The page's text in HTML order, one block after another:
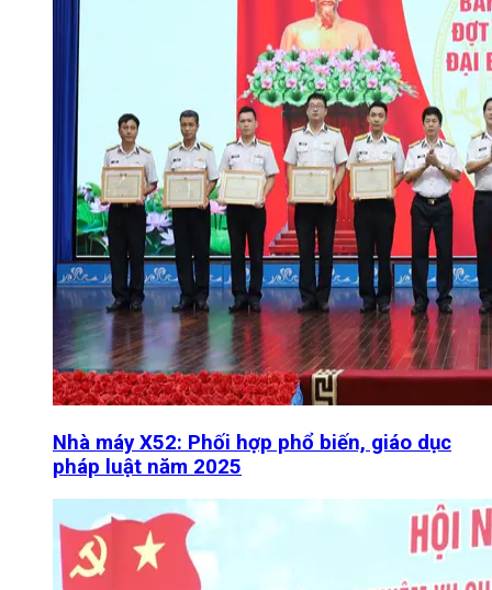
Nhà máy X52: Phối hợp phổ biến, giáo dục
pháp luật năm 2025